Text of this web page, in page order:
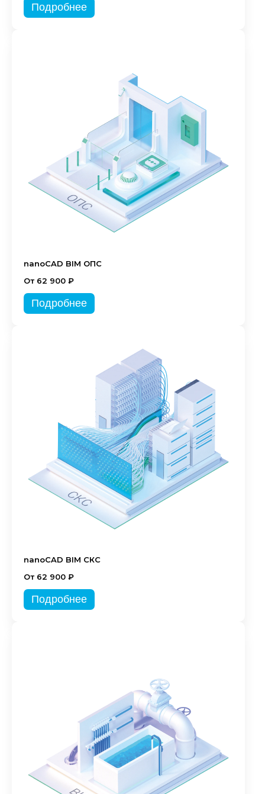
Подробнее
nanoCAD BIM ОПС
От 62 900 ₽
Подробнее
nanoCAD BIM СКС
От 62 900 ₽
Подробнее